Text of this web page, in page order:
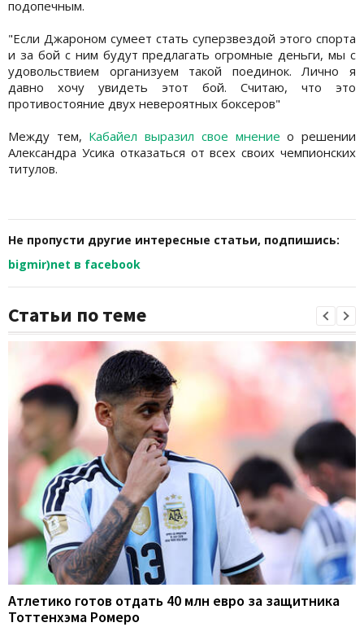
подопечным.
"Если Джароном сумеет стать суперзвездой этого спорта
и за бой с ним будут предлагать огромные деньги, мы с
удовольствием организуем такой поединок. Лично я
давно хочу увидеть этот бой. Считаю, что это
противостояние двух невероятных боксеров"
Между тем, Кабайел выразил свое мнение о решении
Александра Усика отказаться от всех своих чемпионских
титулов.
Не пропусти другие интересные статьи, подпишись:
bigmir)net в facebook
Статьи по теме
Атлетико готов отдать 40 млн евро за защитника
Тоттенхэма Ромеро